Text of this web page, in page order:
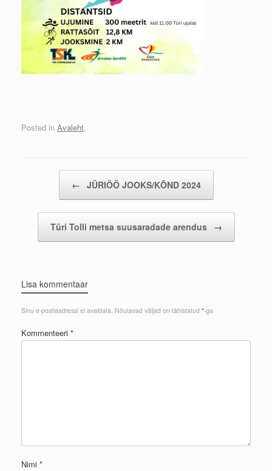
Posted in Avaleht.
← JÜRIÖÖ JOOKS/KÕND 2024
Türi Tolli metsa suusaradade arendus →
Lisa kommentaar
Sinu e-postiaadressi ei avaldata. Nõutavad väljad on tähistatud *-ga
Kommenteeri *
Nimi *